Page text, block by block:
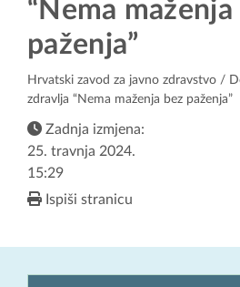
“Nema maženja
paženja”
Hrvatski zavod za javno zdravstvo /
zdravlja “Nema maženja bez paženja”
Zadnja izmjena:
25. travnja 2024.
15:29
Ispiši stranicu